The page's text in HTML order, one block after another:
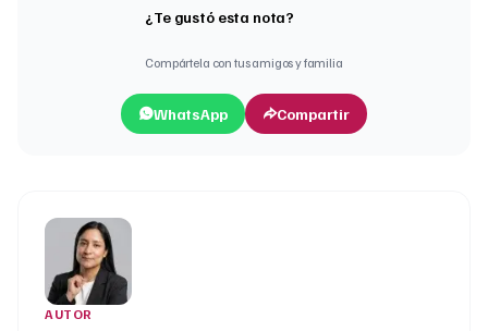
¿Te gustó esta nota?
Compártela con tus amigos y familia
WhatsApp Compartir
AUTOR